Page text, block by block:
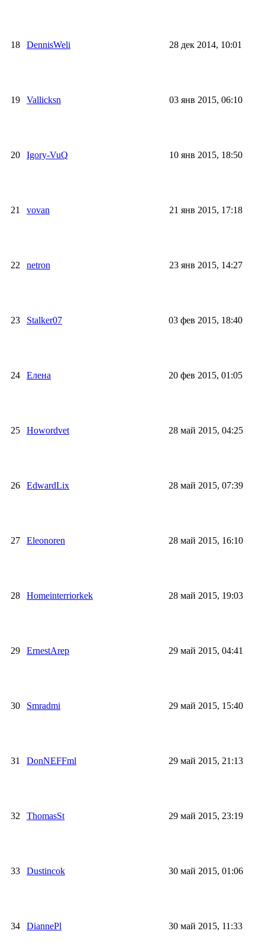
18 DennisWeli 28 дек 2014, 10:01
19 Vallicksn 03 янв 2015, 06:10
20 Igory-VuQ 10 янв 2015, 18:50
21 vovan 21 янв 2015, 17:18
22 netron 23 янв 2015, 14:27
23 Stalker07 03 фев 2015, 18:40
24 Елена 20 фев 2015, 01:05
25 Howordvet 28 май 2015, 04:25
26 EdwardLix 28 май 2015, 07:39
27 Eleonoren 28 май 2015, 16:10
28 Homeinterriorkek 28 май 2015, 19:03
29 ErnestArep 29 май 2015, 04:41
30 Smradmi 29 май 2015, 15:40
31 DonNEFFml 29 май 2015, 21:13
32 ThomasSt 29 май 2015, 23:19
33 Dustincok 30 май 2015, 01:06
34 DiannePl 30 май 2015, 11:33